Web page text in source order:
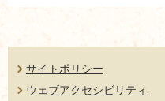
サイトポリシー
ウェブアクセシビリティ